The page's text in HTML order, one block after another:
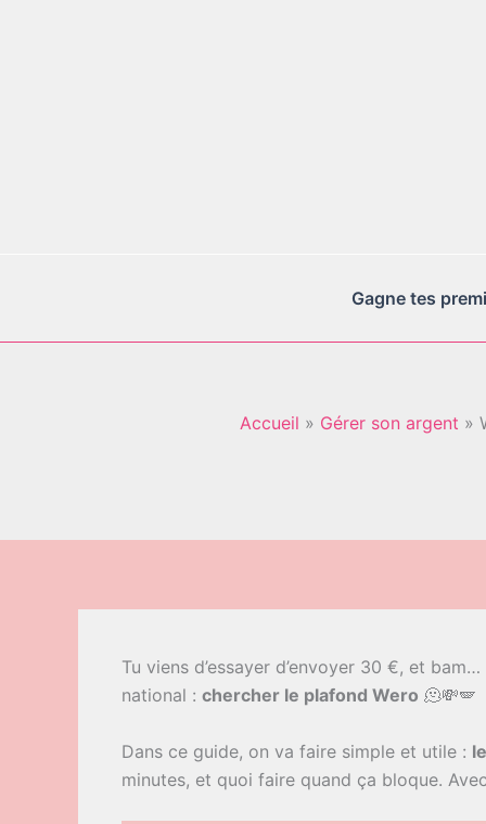
Gagne tes
Accueil Gérer son argent
Tu viens d’essayer d’envoyer 30 €, et bam…
national : chercher le plafond Wero 🫠💸🪽
Dans ce guide, on va faire simple et utile :
minutes, et quoi faire quand ça bloque.